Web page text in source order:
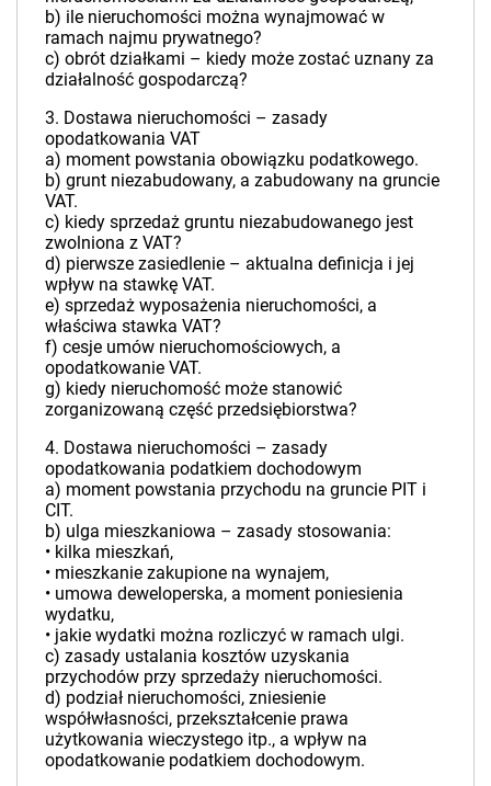
b) ile nieruchomości można wynajmować w
ramach najmu prywatnego?
c) obrót działkami – kiedy może zostać uznany za
działalność gospodarczą?
3. Dostawa nieruchomości – zasady
opodatkowania VAT
a) moment powstania obowiązku podatkowego.
b) grunt niezabudowany, a zabudowany na gruncie
VAT.
c) kiedy sprzedaż gruntu niezabudowanego jest
zwolniona z VAT?
d) pierwsze zasiedlenie – aktualna definicja i jej
wpływ na stawkę VAT.
e) sprzedaż wyposażenia nieruchomości, a
właściwa stawka VAT?
f) cesje umów nieruchomościowych, a
opodatkowanie VAT.
g) kiedy nieruchomość może stanowić
zorganizowaną część przedsiębiorstwa?
4. Dostawa nieruchomości – zasady
opodatkowania podatkiem dochodowym
a) moment powstania przychodu na gruncie PIT i
CIT.
b) ulga mieszkaniowa – zasady stosowania:
• kilka mieszkań,
• mieszkanie zakupione na wynajem,
• umowa deweloperska, a moment poniesienia
wydatku,
• jakie wydatki można rozliczyć w ramach ulgi.
c) zasady ustalania kosztów uzyskania
przychodów przy sprzedaży nieruchomości.
d) podział nieruchomości, zniesienie
współwłasności, przekształcenie prawa
użytkowania wieczystego itp., a wpływ na
opodatkowanie podatkiem dochodowym.